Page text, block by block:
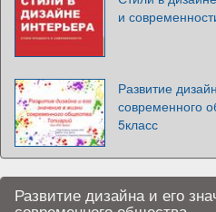
и
Развитие
современного
5класс
Развитие дизайна и его